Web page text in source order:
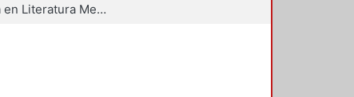
Maestría en Literatura Mexicana Contemporánea